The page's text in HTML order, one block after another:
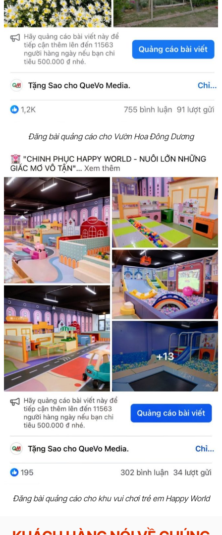
Đăng bài quảng cáo cho Vườn Hoa Đông Dương
Đăng bài quảng cáo cho khu vui chơi trẻ em Happy World